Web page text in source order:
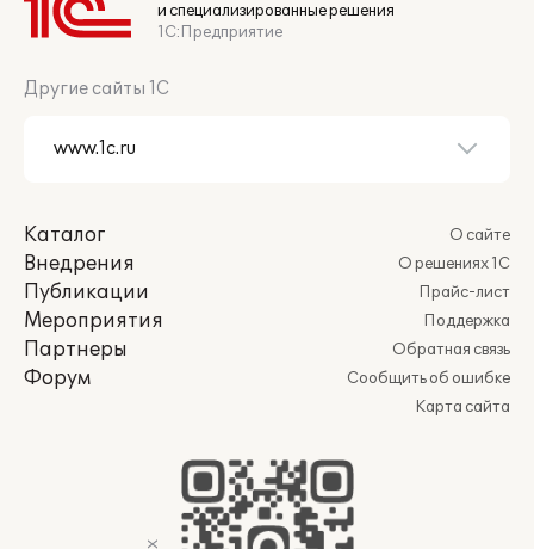
и специализированные решения
1С:Предприятие
Другие сайты 1С
Каталог
Внедрения
Публикации
Мероприятия
Партнеры
Форум
О сайте
О решениях 1С
Прайс-лист
Поддержка
Обратная связь
Сообщить об ошибке
Карта сайта